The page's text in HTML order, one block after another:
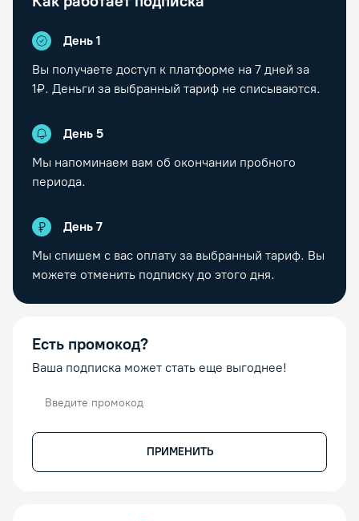
День 1
Вы получаете доступ к платформе на 7 дней за
1₽. Деньги за выбранный тариф не списываются.
День 5
Мы напоминаем вам об окончании пробного
периода.
День 7
Мы спишем с вас оплату за выбранный тариф. Вы
можете отменить подписку до этого дня.
Есть промокод?
Ваша подписка может стать еще выгоднее!
ПРИМЕНИТЬ